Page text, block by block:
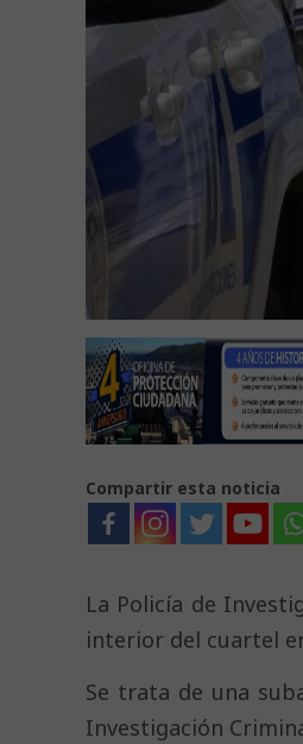
Compartir esta noticia
La Policía de
interior del cuartel
Se trata de una
Investigación